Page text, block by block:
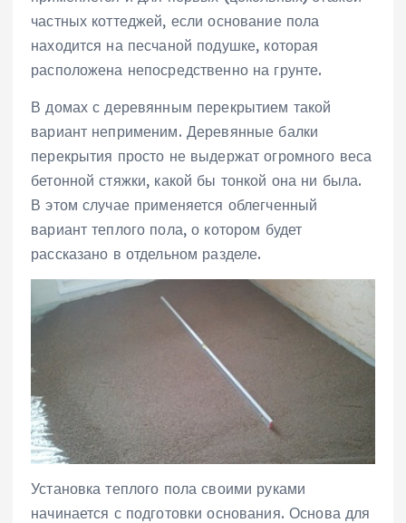
частных коттеджей, если основание пола
находится на песчаной подушке, которая
расположена непосредственно на грунте.
В домах с деревянным перекрытием такой
вариант неприменим. Деревянные балки
перекрытия просто не выдержат огромного веса
бетонной стяжки, какой бы тонкой она ни была.
В этом случае применяется облегченный
вариант теплого пола, о котором будет
рассказано в отдельном разделе.
Установка теплого пола своими руками
начинается с подготовки основания. Основа для